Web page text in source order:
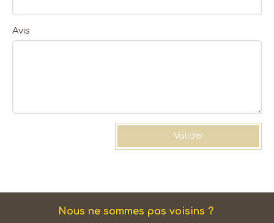
Avis
Valider
Nous ne sommes pas voisins ?